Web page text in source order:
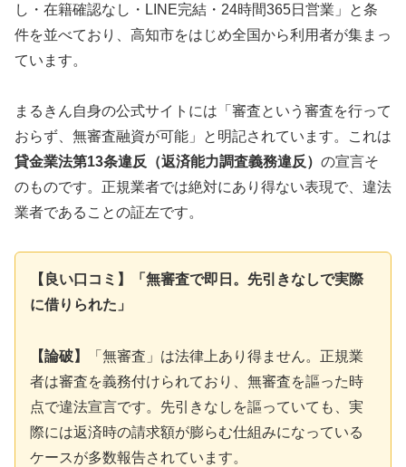
し・在籍確認なし・LINE完結・24時間365日営業」と条
件を並べており、高知市をはじめ全国から利用者が集まっ
ています。
まるきん自身の公式サイトには「審査という審査を行って
おらず、無審査融資が可能」と明記されています。これは
貸金業法第13条違反（返済能力調査義務違反） の宣言そ
のものです。正規業者では絶対にあり得ない表現で、違法
業者であることの証左です。
【良い口コミ】「無審査で即日。先引きなしで実際
に借りられた」
【論破】
「無審査」は法律上あり得ません。正規業
者は審査を義務付けられており、無審査を謳った時
点で違法宣言です。先引きなしを謳っていても、実
際には返済時の請求額が膨らむ仕組みになっている
ケースが多数報告されています。